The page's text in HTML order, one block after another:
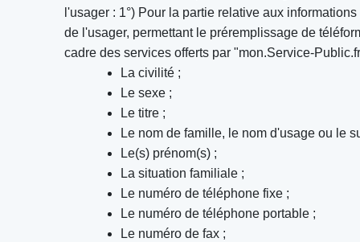
l'usager : 1°) Pour la partie relative aux
de l'usager, permettant le préremplissage de
cadre des services offerts par "mon.Service-
La civilité ;
Le sexe ;
Le titre ;
Le nom de famille, le nom d'usage ou le
Le(s) prénom(s) ;
La situation familiale ;
Le numéro de téléphone fixe ;
Le numéro de téléphone portable ;
Le numéro de fax ;